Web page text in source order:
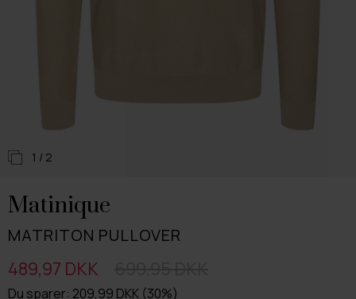
1 / 2
Matinique
MATRITON PULLOVER
Du sparer: 209,99 DKK (30%)
489,97 DKK